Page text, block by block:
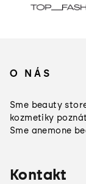
O NÁS
Sme beauty
kozmetiky
Sme anemone
Kontakt